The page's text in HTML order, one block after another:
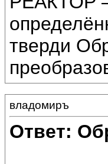
тверди
владомиръ
Ответ: